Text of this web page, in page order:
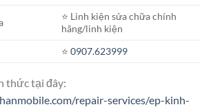
⭐️ Linh kiện sửa chữa chính
hãng/linh kiện
⭐️0907.623999
thức tại đây:
repair-services/ep-kinh-